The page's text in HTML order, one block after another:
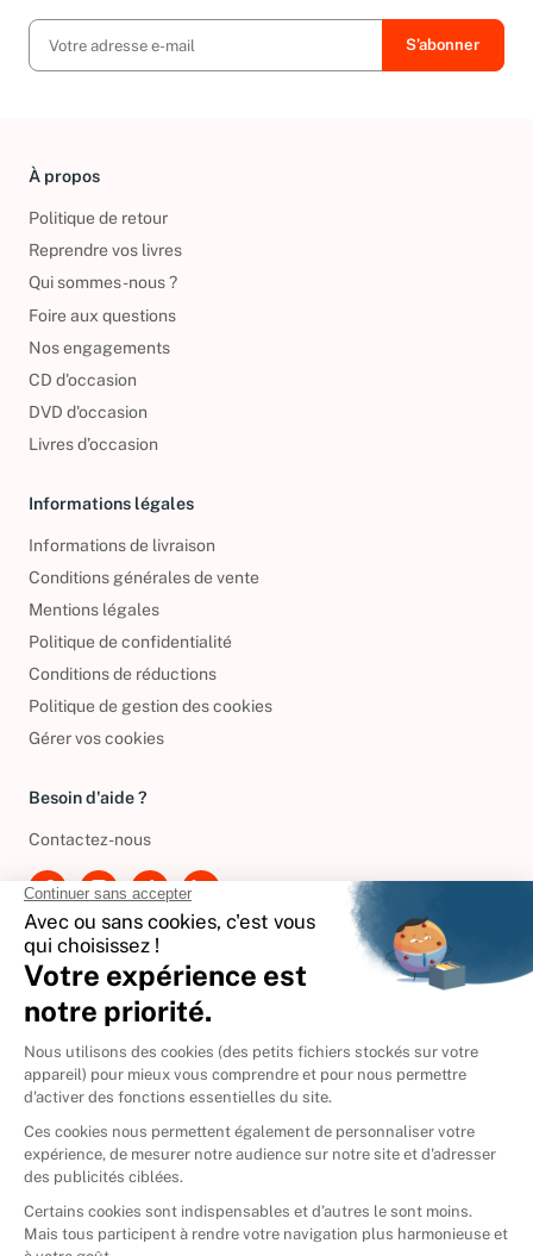
À propos
Politique de retour
Reprendre vos livres
Qui sommes-nous ?
Foire aux questions
Nos engagements
CD d'occasion
DVD d'occasion
Livres d’occasion
Informations légales
Informations de livraison
Conditions générales de vente
Mentions légales
Politique de confidentialité
Conditions de réductions
Politique de gestion des cookies
Gérer vos cookies
Besoin d'aide ?
Contactez-nous
International
🇪🇸 Espagne
🇩🇪Allemagne
🇮🇹 Italie